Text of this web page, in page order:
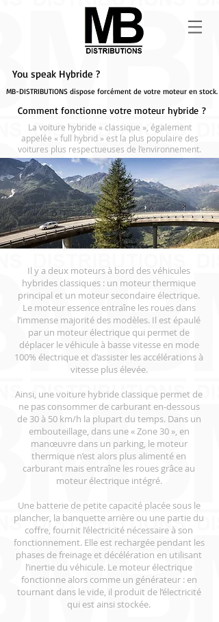
You speak Hybride ?
MB-DISTRIBUTIONS dispose forcément de votre moteur en stock.
Comment fonctionne votre moteur hybride ?
La voiture hybride « classique », également
appelée « full hybrid » est la plus populaire des
voitures plus respectueuses de l’environnement.
Il y a deux moteurs à bord des véhicules
hybrides classiques : un moteur thermique
principal et un moteur secondaire électrique.
Le moteur essence entraîne les roues dans
l’immense majorité des modèles. Il est épaulé
par un moteur électrique qui permet de
déplacer le véhicule à basse vitesse en mode
100% électrique et d’assister les accélérations à
vitesse plus élevée.
Ainsi, une voiture hybride classique permet de
ne pas consommer de carburant en-dessous
de 30 à 50 km/h la plupart du temps. Dans un
embouteillage, dans une « Zone 30 », en
manœuvre dans un parking, le moteur
thermique n’est alors plus alimenté en
carburant mais entraîne les roues grâce au
moteur électrique intégré.
Une batterie de petite capacité placée sous le
plancher, la banquette arrière ou une partie du
coffre, fournit l’électricité nécessaire à son
fonctionnement. Elle est rechargée pendant les
phases de freinage et décélération en utilisant
l’inertie du véhicule. Le moteur électrique
fonctionne alors comme un générateur : en
tournant dans le vide, il produit de l’électricité
qui est ainsi stockée.